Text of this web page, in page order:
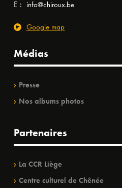
E : info@chiroux.be
Google map
Médias
Presse
Nos albums photos
Partenaires
La CCR Liège
Centre culturel de Chênée